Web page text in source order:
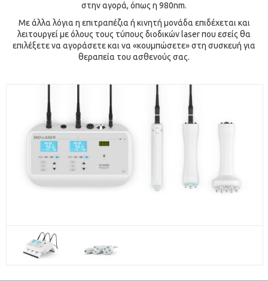
στην αγορά, όπως η 980nm.
Με άλλα λόγια η επιτραπέζια ή κινητή μονάδα επιδέχεται και
λειτουργεί με όλους τους τύπους διοδικών laser που εσείς θα
επιλέξετε να αγοράσετε και να «κουμπώσετε» στη συσκευή για
θεραπεία του ασθενούς σας.